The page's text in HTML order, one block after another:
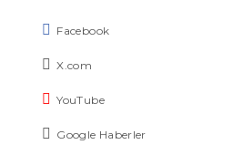
Facebook
X.com
YouTube
Google Haberler